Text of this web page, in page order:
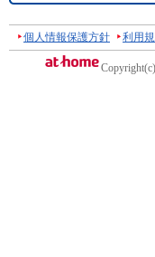
個人情報保護方針 利用